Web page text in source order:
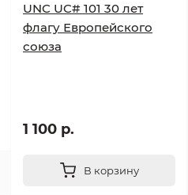
UNC UC# 101 30 лет
флагу Европейского
союза
1 100 р.
В корзину